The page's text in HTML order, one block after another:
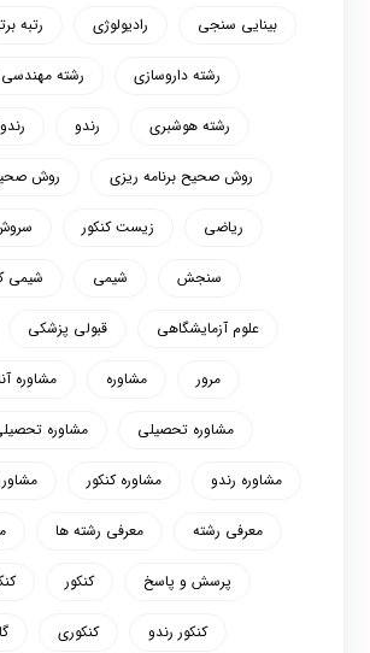
بینایی سنجی رادیولوژی رتبه
رشته داروسازی رشته
رشته هوشبری رندو
روش صحیح برنامه ریزی روش
ریاضی زیست کنکور
سنجش شیمی شیمی
علوم آزمایشگاهی قبولی پزشکی
مرور مشاوره مشاوره
مشاوره تحصیلی مشاوره
مشاوره رندو مشاوره کنکور
معرفی رشته معرفی رشته ها
پرسش و پاسخ کنکور
کنکور رندو کنکوری